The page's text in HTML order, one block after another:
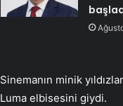
Sinemanın minik
Luma elbisesini giydi.